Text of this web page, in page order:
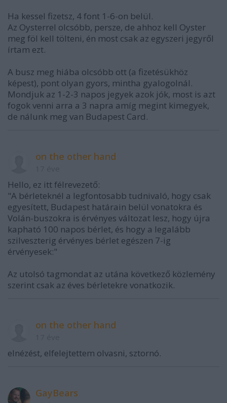
Ha kessel fizetsz, 4 font 1-6-on belül.
Az Oysterrel olcsóbb, persze, de ahhoz kell Oyster
meg föl kell tölteni, én most csak az egyszeri jegyről
írtam ezt.
A busz meg hiába olcsóbb ott (a fizetésükhöz
képest), pont olyan gyors, mintha gyalogolnál.
Mondjuk az 1-2-3 napos jegyek azok jók, most is azt
fogok venni arra a 3 napra amíg megint kimegyek,
de nálunk meg van Budapest Card.
on the other hand
Hello, ez itt félrevezető:
"A bérleteknél a legfontosabb tudnivaló, hogy csak
egyesített, Budapest határain belül vonatokra és
Volán-buszokra is érvényes változat lesz, hogy újra
kapható 100 napos bérlet, és hogy a legalább
szilveszterig érvényes bérlet egészen 7-ig
érvényesek:"
Az utolsó tagmondat az utána következő közlemény
szerint csak az éves bérletekre vonatkozik.
on the other hand
elnézést, elfelejtettem olvasni, sztornó.
GayBears